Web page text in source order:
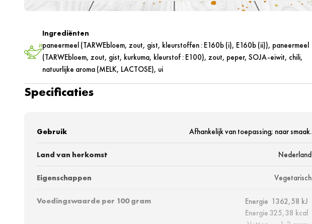
Ingrediënten
paneermeel (TARWEbloem, zout, gist, kleurstoffen : E160b (i), E160b (ii)), paneermeel
(TARWEbloem, zout, gist, kurkuma, kleurstof : E100), zout, peper, SOJA-eiwit, chili,
natuurlijke aroma (MELK, LACTOSE), ui
Specificaties
Gebruik Afhankelijk van toepassing; naar smaak.
Land van herkomst Nederland
Eigenschappen Vegetarisch
Voedingswaarde per 100 gram Energie 1362,58 kJ
Energie 325,38 kcal